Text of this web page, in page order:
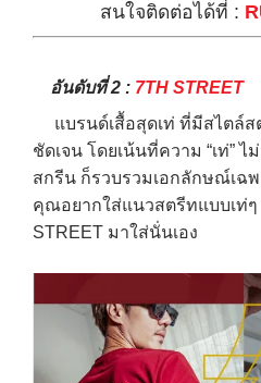
สนใจติดต่อได้ที่ :
อันดับที่ 2 : 7TH STREET
แบรนด์เสื้อสุดเท่ ที่มีสไตล์ส
ชัดเจน โดยเน้นที่ความ “เท่”
สกรีน ก็รวบรวมเอกลักษณ์เฉพ
คุณอยากใส่แนวสตรีทแบบเท่ๆ
STREET มาใส่นั่นเอง